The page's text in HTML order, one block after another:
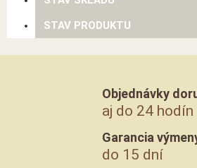
STAV PRODUKTU
Objednávky
aj do 24 hodín
Garancia
do 15 dní